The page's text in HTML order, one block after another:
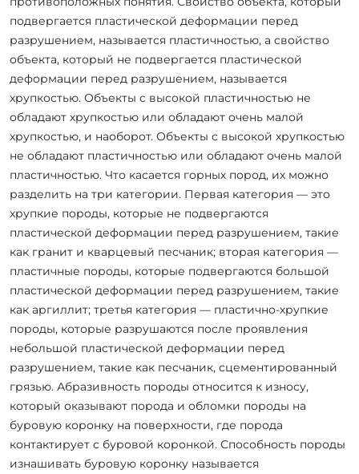
подвергается пластической деформации перед
разрушением, называется пластичностью, а свойство
объекта, который не подвергается пластической
деформации перед разрушением, называется
хрупкостью. Объекты с высокой пластичностью не
обладают хрупкостью или обладают очень малой
хрупкостью, и наоборот. Объекты с высокой хрупкостью
не обладают пластичностью или обладают очень малой
пластичностью. Что касается горных пород, их можно
разделить на три категории. Первая категория — это
хрупкие породы, которые не подвергаются
пластической деформации перед разрушением, такие
как гранит и кварцевый песчаник; вторая категория —
пластичные породы, которые подвергаются большой
пластической деформации перед разрушением, такие
как аргиллит; третья категория — пластично-хрупкие
породы, которые разрушаются после проявления
небольшой пластической деформации перед
разрушением, такие как песчаник, сцементированный
грязью. Абразивность породы относится к износу,
который оказывают порода и обломки породы на
буровую коронку на поверхности, где порода
контактирует с буровой коронкой. Способность породы
изнашивать буровую коронку называется